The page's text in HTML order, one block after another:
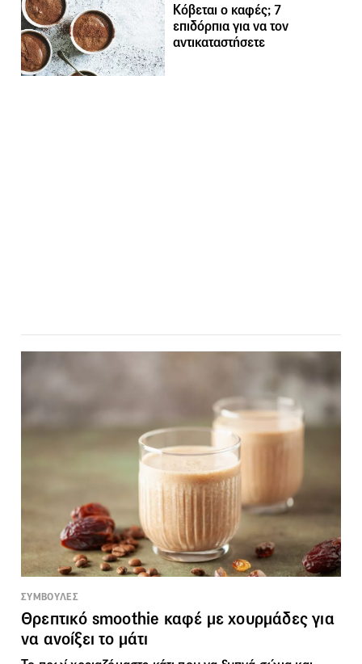
Κόβεται ο καφές; 7
επιδόρπια για να τον
αντικαταστήσετε
ΣΥΜΒΟΥΛΕΣ
Θρεπτικό smoothie καφέ με χουρμάδες για
να ανοίξει το μάτι